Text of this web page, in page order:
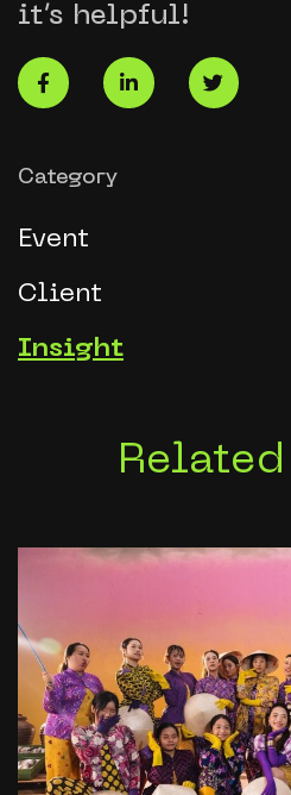
Category
Event
Client
Insight
it’s helpful!